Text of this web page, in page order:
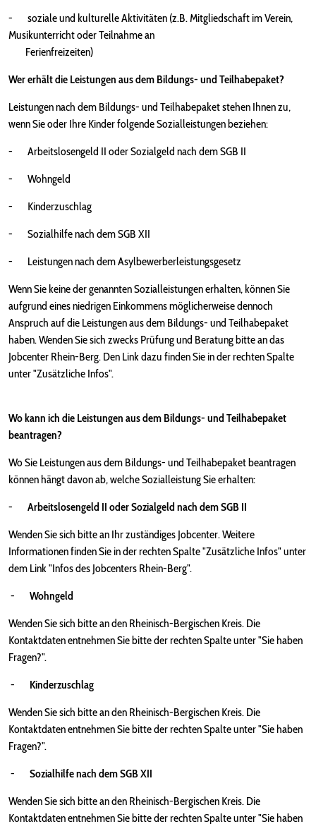
- soziale und kulturelle Aktivitäten (z.B. Mitgliedschaft im Verein,
Musikunterricht oder Teilnahme an
Ferienfreizeiten)
Wer erhält die Leistungen aus dem Bildungs- und Teilhabepaket?
Leistungen nach dem Bildungs- und Teilhabepaket stehen Ihnen zu,
wenn Sie oder Ihre Kinder folgende Sozialleistungen beziehen:
- Arbeitslosengeld II oder Sozialgeld nach dem SGB II
- Wohngeld
- Kinderzuschlag
- Sozialhilfe nach dem SGB XII
- Leistungen nach dem Asylbewerberleistungsgesetz
Wenn Sie keine der genannten Sozialleistungen erhalten, können Sie
aufgrund eines niedrigen Einkommens möglicherweise dennoch
Anspruch auf die Leistungen aus dem Bildungs- und Teilhabepaket
haben. Wenden Sie sich zwecks Prüfung und Beratung bitte an das
Jobcenter Rhein-Berg. Den Link dazu finden Sie in der rechten Spalte
unter "Zusätzliche Infos".
Wo kann ich die Leistungen aus dem Bildungs- und Teilhabepaket
beantragen?
Wo Sie Leistungen aus dem Bildungs- und Teilhabepaket beantragen
können hängt davon ab, welche Sozialleistung Sie erhalten:
- Arbeitslosengeld II oder Sozialgeld nach dem SGB II
Wenden Sie sich bitte an Ihr zuständiges Jobcenter. Weitere
Informationen finden Sie in der rechten Spalte "Zusätzliche Infos" unter
dem Link "Infos des Jobcenters Rhein-Berg".
- Wohngeld
Wenden Sie sich bitte an den Rheinisch-Bergischen Kreis. Die
Kontaktdaten entnehmen Sie bitte der rechten Spalte unter "Sie haben
Fragen?".
- Kinderzuschlag
Wenden Sie sich bitte an den Rheinisch-Bergischen Kreis. Die
Kontaktdaten entnehmen Sie bitte der rechten Spalte unter "Sie haben
Fragen?".
- Sozialhilfe nach dem SGB XII
Wenden Sie sich bitte an den Rheinisch-Bergischen Kreis. Die
Kontaktdaten entnehmen Sie bitte der rechten Spalte unter "Sie haben